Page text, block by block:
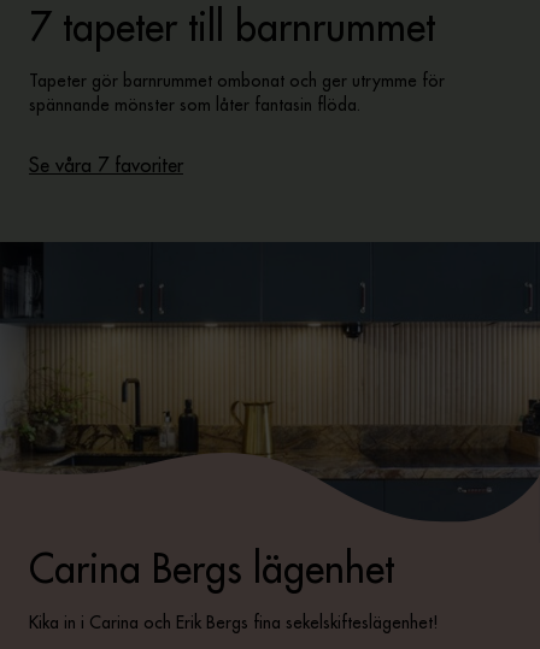
7 tapeter till barnrummet
Tapeter gör barnrummet ombonat och ger utrymme för
spännande mönster som låter fantasin flöda.
Se våra 7 favoriter
Carina Bergs lägenhet
Kika in i Carina och Erik Bergs fina sekelskifteslägenhet!